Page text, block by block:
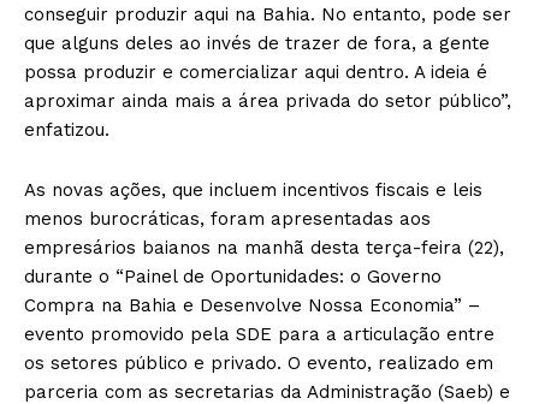
conseguir produzir aqui na Bahia. No entanto, pode ser
que alguns deles ao invés de trazer de fora, a gente
possa produzir e comercializar aqui dentro. A ideia é
aproximar ainda mais a área privada do setor público”,
enfatizou.
As novas ações, que incluem incentivos fiscais e leis
menos burocráticas, foram apresentadas aos
empresários baianos na manhã desta terça-feira (22),
durante o “Painel de Oportunidades: o Governo
Compra na Bahia e Desenvolve Nossa Economia” –
evento promovido pela SDE para a articulação entre
os setores público e privado. O evento, realizado em
parceria com as secretarias da Administração (Saeb) e